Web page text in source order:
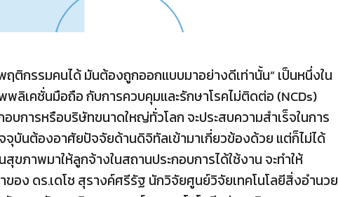
ฤติกรรมคนได้ มันต้องถูกออกแบบมาอย่างดีเท่านั้น” เป็นหนึ่งใน
ลิเคชั่นมือถือ กับการควบคุมและรักษาโรคไม่ติดต่อ (NCDs)
บการหรือบริษัทขนาดใหญ่ทั่วโลก จะประสบความสำเร็จในการ
บันต้องอาศัยปัจจัยด้านดิจิทัลเข้ามาเกี่ยวข้องด้วย แต่ก็ไม่ได้
ภาพมาให้ลูกจ้างในสถานประกอบการได้ใช้งาน จะทำให้
ง ดร.เดโช สุรางค์ศรีรัฐ นักวิจัยศูนย์วิจัยเทคโนโลยีสิ่งอำนวย